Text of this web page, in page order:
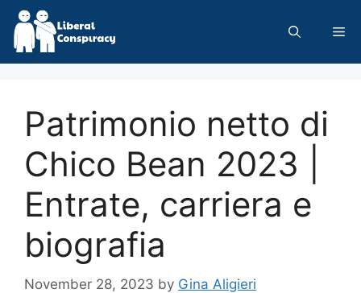
Skip
content
Patrimonio netto di
Chico Bean 2023 |
Entrate, carriera e
biografia
November 28, 2023 by Gina Aligieri